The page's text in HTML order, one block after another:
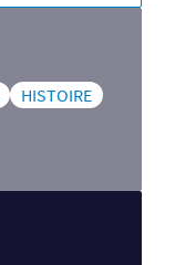
HISTOIRE